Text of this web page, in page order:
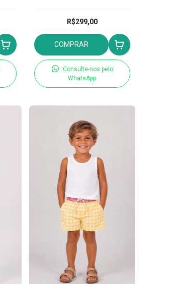
R$299,00
COMPRAR
Consulte-nos pelo
WhatsApp